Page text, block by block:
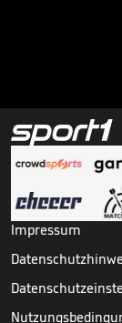
Impressum